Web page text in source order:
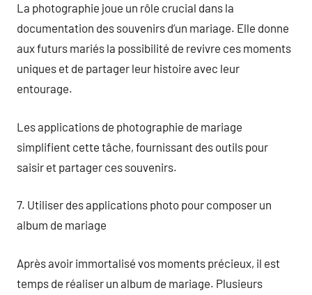
La photographie joue un rôle crucial dans la
documentation des souvenirs d’un mariage. Elle donne
aux futurs mariés la possibilité de revivre ces moments
uniques et de partager leur histoire avec leur
entourage.
Les applications de photographie de mariage
simplifient cette tâche, fournissant des outils pour
saisir et partager ces souvenirs.
7. Utiliser des applications photo pour composer un
album de mariage
Après avoir immortalisé vos moments précieux, il est
temps de réaliser un album de mariage. Plusieurs